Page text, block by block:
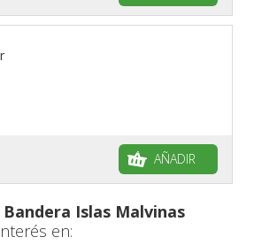
AÑADIR
Bandera Islas Malvinas
en: